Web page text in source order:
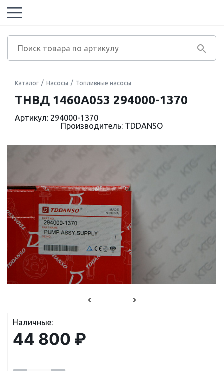
Каталог Насосы Топливные насосы
ТНВД 1460A053 294000-1370
Артикул: 294000-1370
Производитель: TDDANSO
Наличные:
44 800 ₽